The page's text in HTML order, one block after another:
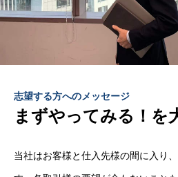
志望する方へのメッセージ
まずやってみる！を
当社はお客様と仕入先様の間に入り